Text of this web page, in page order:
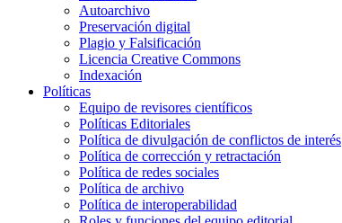
Autoarchivo
Preservación digital
Plagio y Falsificación
Licencia Creative Commons
Indexación
Políticas
Equipo de revisores científicos
Políticas Editoriales
Política de divulgación de conflictos de interés
Política de corrección y retractación
Política de redes sociales
Política de archivo
Política de interoperabilidad